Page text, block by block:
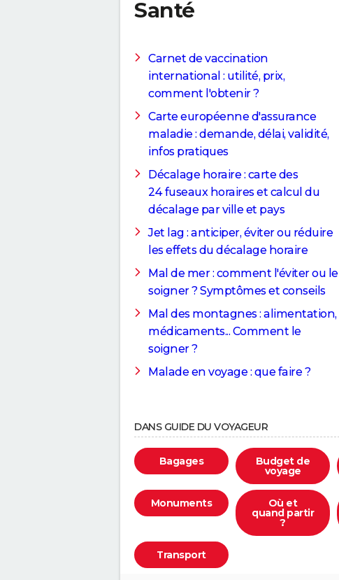
Santé
Carnet de vaccination
international : utilité, prix,
comment l'obtenir ?
Carte européenne d'assurance
maladie : demande, délai, validité,
infos pratiques
Décalage horaire : carte des
24 fuseaux horaires et calcul du
décalage par ville et pays
Jet lag : anticiper, éviter ou réduire
les effets du décalage horaire
Mal de mer : comment l'éviter ou le
soigner ? Symptômes et conseils
Mal des montagnes : alimentation,
médicaments... Comment le
soigner ?
Malade en voyage : que faire ?
DANS GUIDE DU VOYAGEUR
Bagages Budget de
voyage
Monuments Où et
quand partir
?
Transport